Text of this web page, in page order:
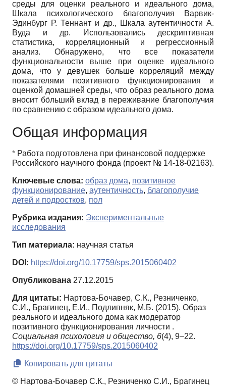
среды для оценки реального и идеального дома,
Шкала психологического благополучия Варвик-
Эдинбург Р. Теннант и др., Шкала аутентичности А.
Вуда и др. Использовались дескриптивная
статистика, корреляционный и регрессионный
анализ. Обнаружено, что все показатели
функциональности выше при оценке идеального
дома, что у девушек больше корреляций между
показателями позитивного функционирования и
оценкой домашней среды, что образ реального дома
вносит бо́льший вклад в переживание благополучия
по сравнению с образом идеального дома.
Общая информация
* Работа подготовлена при финансовой поддержке
Российского научного фонда (проект № 14-18-02163).
Ключевые слова: образ дома, позитивное
функционирование, аутентичность, благополучие
детей и подростков, пол
Рубрика издания: Экспериментальные
исследования
Тип материала: научная статья
DOI: https://doi.org/10.17759/sps.2015060402
Опубликована 27.12.2015
Для цитаты: Нартова-Бочавер, С.К., Резниченко,
С.И., Брагинец, Е.И., Подлипняк, М.Б. (2015). Образ
реального и идеального дома как модератор
позитивного функционирования личности .
Социальная психология и общество, 6(4), 9–22.
https://doi.org/10.17759/sps.2015060402
Копировать для цитаты
© Нартова-Бочавер С.К., Резниченко С.И., Брагинец